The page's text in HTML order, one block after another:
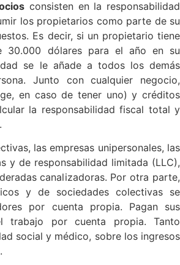
consisten en la responsabilidad
los propietarios como parte de su
Es decir, si un propietario tiene
30.000 dólares para el año en su
se le añade a todos los demás
Junto con cualquier negocio,
en caso de tener uno) y créditos
la responsabilidad fiscal total y
las empresas unipersonales, las
y de responsabilidad limitada (LLC),
canalizadoras. Por otra parte,
y de sociedades colectivas se
por cuenta propia. Pagan sus
trabajo por cuenta propia. Tanto
social y médico, sobre los ingresos